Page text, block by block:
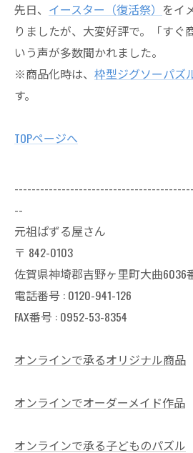
先日、 イースター（復活祭） をイ
りましたが、大変好評で。「すぐ
いう声が多数聞かれました。
※商品化時は、 枠型ジグソーパズ
す。
TOPページへ
--
元祖ぱずる屋さん
〒 842-0103
佐賀県神埼郡吉野ヶ里町大曲6036
電話番号 : 0120-941-126
FAX番号 : 0952-53-8354
オンラインで承るオリジナル商品
オンラインでオーダーメイド作品
オンラインで承る子どものパズル